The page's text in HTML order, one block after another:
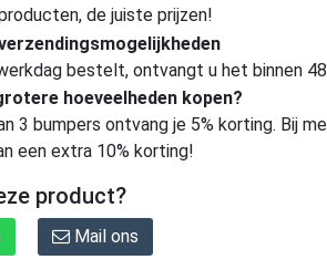
de juiste prijzen!
bestelt, ontvangt u het binnen 48
hoeveelheden kopen?
3 bumpers ontvang je 5% korting. Bij
een extra 10% korting!
product?
Mail ons